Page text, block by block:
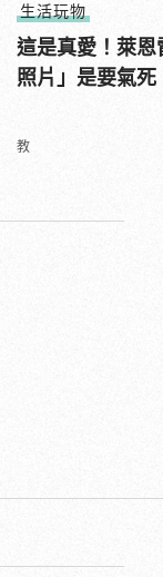
生活玩物
這是真愛！萊
照片」是要氣死
教